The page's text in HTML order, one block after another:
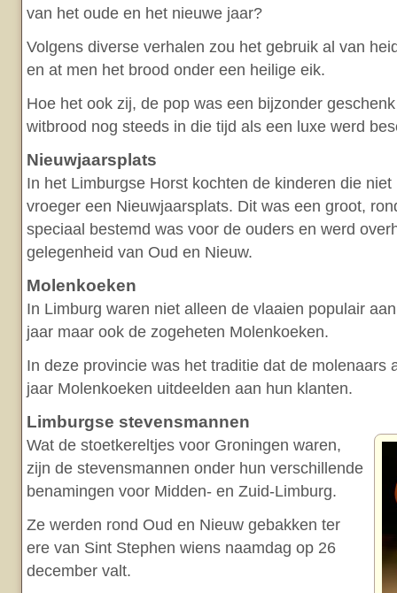
van het oude en het nieuwe jaar?
Volgens diverse verhalen zou het gebruik al van
en at men het brood onder een heilige eik.
Hoe het ook zij, de pop was een bijzonder
witbrood nog steeds in die tijd als een luxe werd
Nieuwjaarsplats
In het Limburgse Horst kochten de kinderen die
vroeger een Nieuwjaarsplats. Dit was een groot,
speciaal bestemd was voor de ouders en werd
gelegenheid van Oud en Nieuw.
Molenkoeken
In Limburg waren niet alleen de vlaaien populair
jaar maar ook de zogeheten Molenkoeken.
In deze provincie was het traditie dat de molenaars
jaar Molenkoeken uitdeelden aan hun klanten.
Limburgse stevensmannen
Wat de stoetkereltjes voor Groningen waren,
zijn de stevensmannen onder hun verschillende
benamingen voor Midden- en Zuid-Limburg.
Ze werden rond Oud en Nieuw gebakken ter
ere van Sint Stephen wiens naamdag op 26
december valt.